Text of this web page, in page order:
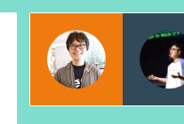
物江 修
日本マイク
Webエバンジ